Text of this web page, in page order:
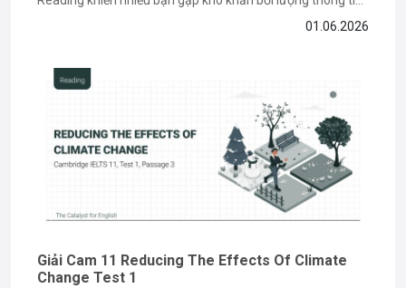
học thuật và các dạng câu hỏi paraphrase phức tạp. Tuy
01.06.2026
Giải Cam 11 Reducing The Effects Of Climate
Change Test 1